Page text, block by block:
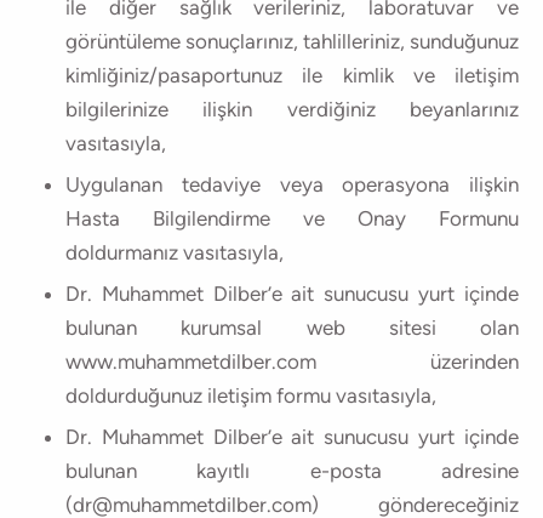
ile diğer sağlık verileriniz, laboratuvar ve
görüntüleme sonuçlarınız, tahlilleriniz, sunduğunuz
kimliğiniz/pasaportunuz ile kimlik ve iletişim
bilgilerinize ilişkin verdiğiniz beyanlarınız
vasıtasıyla,
Uygulanan tedaviye veya operasyona ilişkin
Hasta Bilgilendirme ve Onay Formunu
doldurmanız vasıtasıyla,
Dr. Muhammet Dilber’e ait sunucusu yurt içinde
bulunan kurumsal web sitesi olan
www.muhammetdilber.com üzerinden
doldurduğunuz iletişim formu vasıtasıyla,
Dr. Muhammet Dilber’e ait sunucusu yurt içinde
bulunan kayıtlı e-posta adresine
(dr@muhammetdilber.com) göndereceğiniz